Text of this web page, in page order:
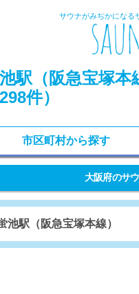
サウナがみぢかになる
駅（阪急宝塚
件）
市区町村から探す
大阪府のサ